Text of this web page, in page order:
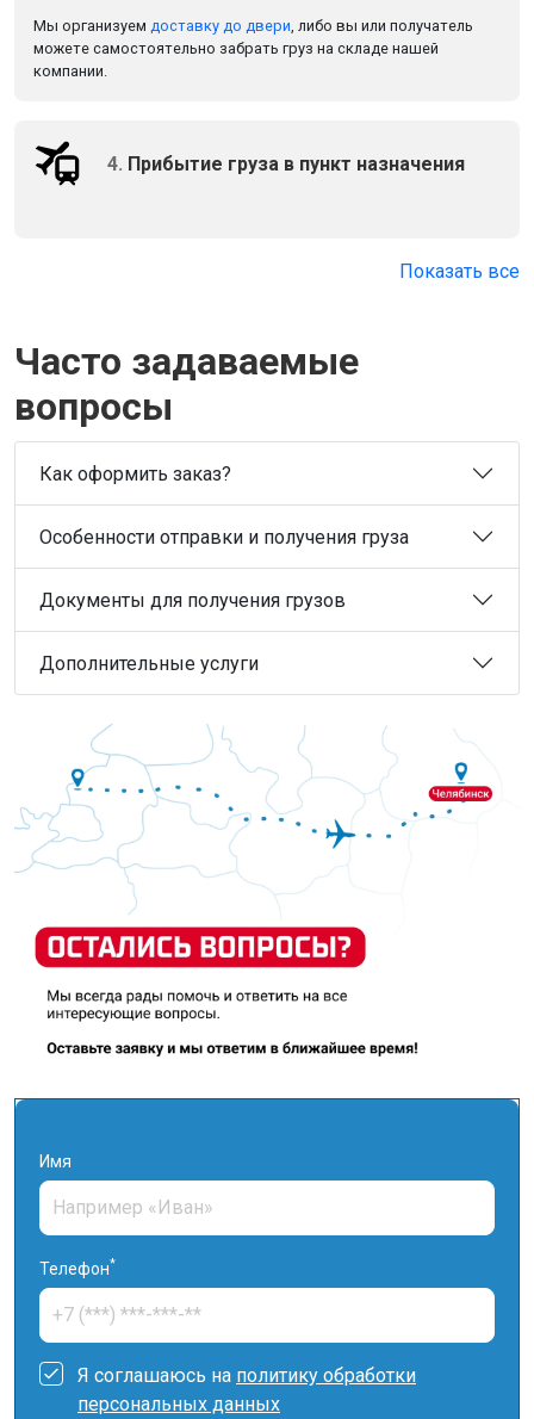
Мы организуем доставку до двери, либо вы или получатель
можете самостоятельно забрать груз на складе нашей
компании.
4. Прибытие груза в пункт назначения
Показать все
Часто задаваемые
вопросы
Как оформить заказ?
Особенности отправки и получения груза
Документы для получения грузов
Дополнительные услуги
Имя
Телефон*
Я соглашаюсь на политику обработки
персональных данных